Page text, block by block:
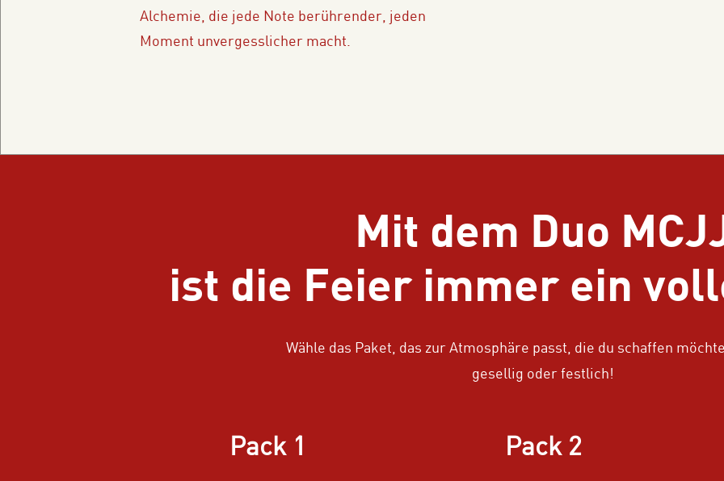
Alchemie, die jede Note berührender, jeden
Moment unvergesslicher macht.
Mit dem Duo
ist die Feier immer ein
Wähle das Paket, das zur Atmosphäre passt, die du schaffen
gesellig oder festlich!
Pack 1 Pack 2